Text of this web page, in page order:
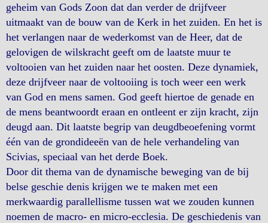
geheim van Gods Zoon dat dan verder de drijfveer
uitmaakt van de bouw van de Kerk in het zuiden. En het is
het verlangen naar de wederkomst van de Heer, dat de
gelovigen de wilskracht geeft om de laatste muur te
voltooien van het zuiden naar het oosten. Deze dynamiek,
deze drijfveer naar de voltooiing is toch weer een werk
van God en mens samen. God geeft hiertoe de genade en
de mens beantwoordt eraan en ontleent er zijn kracht, zijn
deugd aan. Dit laatste begrip van deugdbeoefening vormt
één van de grondideeën van de hele verhandeling van
Scivias, speciaal van het derde Boek.
Door dit thema van de dynamische beweging van de bij
belse geschie denis krijgen we te maken met een
merkwaardig parallellisme tussen wat we zouden kunnen
noemen de macro- en micro-ecclesia. De geschiedenis van